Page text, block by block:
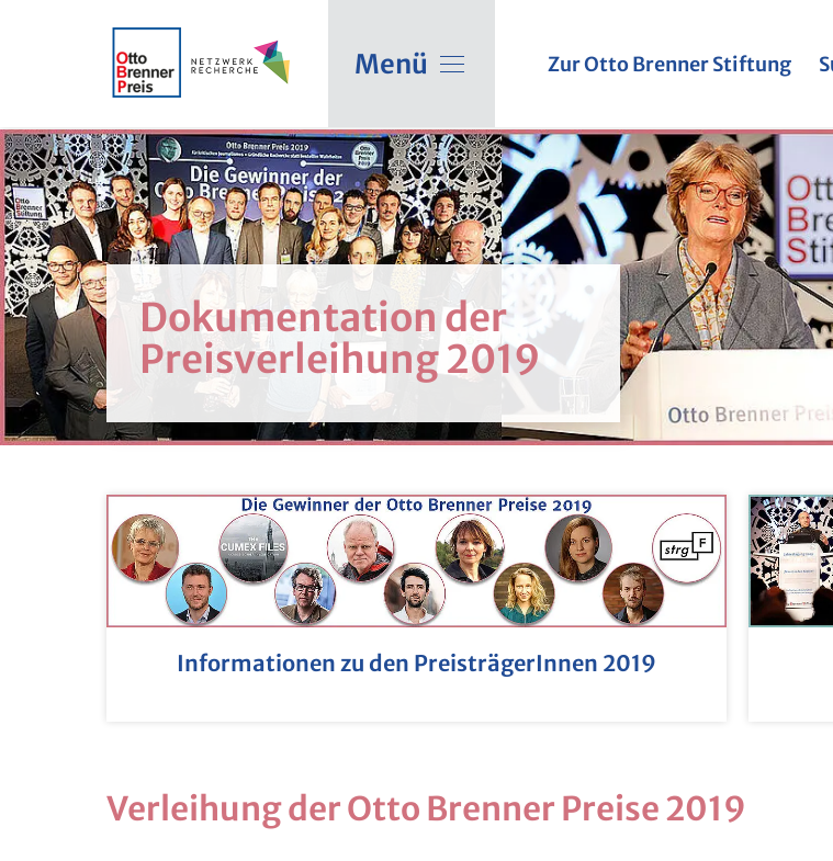
Menü Zur Otto Brenner Stiftung
Dokumentation der
Preisverleihung 2019
Informationen zu den PreisträgerInnen 2019
Verleihung der Otto Brenner Preise 2019